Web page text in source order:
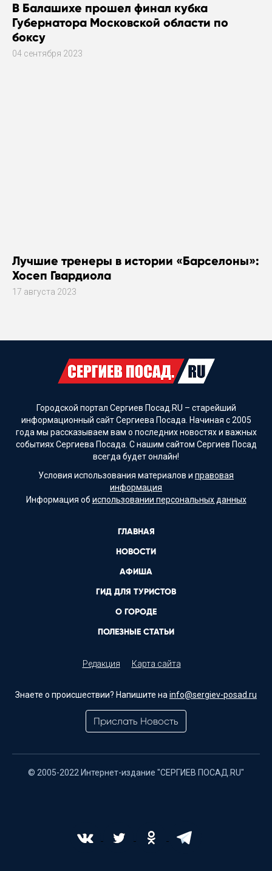
В Балашихе прошел финал кубка
Губернатора Московской области по
боксу
04 сентября 2023
Лучшие тренеры в истории «Барселоны»:
Хосеп Гвардиола
17 августа 2023
Городской портал Сергиев Посад.RU – старейший
информационный сайт Сергиева Посада. Начиная с 2005
года мы рассказываем вам о последних новостях и важных
событиях Сергиева Посада. С нашим сайтом Сергиев Посад
всегда будет онлайн!
Условия использования материалов и правовая
информация
Информация об использовании персональных данных
ГЛАВНАЯ
НОВОСТИ
АФИША
ГИД ДЛЯ ТУРИСТОВ
О ГОРОДЕ
ПОЛЕЗНЫЕ СТАТЬИ
Редакция Карта сайта
Знаете о происшествии? Напишите наinfo@sergiev-posad.ru
Прислать Новость
© 2005-2022 Интернет-издание "СЕРГИЕВ ПОСАД.RU"